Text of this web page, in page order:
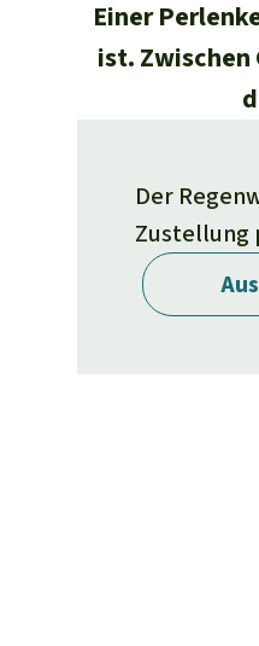
Einer
ist. Zwischen
Der
Zustellung